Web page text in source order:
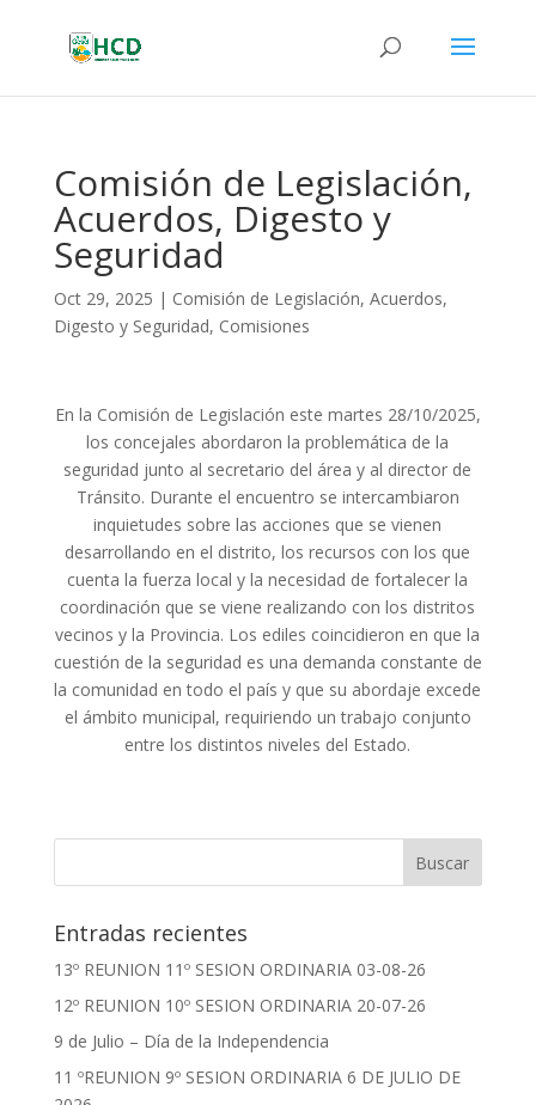
Comisión de Legislación,
Acuerdos, Digesto y
Seguridad
Oct 29, 2025 | Comisión de Legislación, Acuerdos,
Digesto y Seguridad, Comisiones
En la Comisión de Legislación este martes 28/10/2025,
los concejales abordaron la problemática de la
seguridad junto al secretario del área y al director de
Tránsito. Durante el encuentro se intercambiaron
inquietudes sobre las acciones que se vienen
desarrollando en el distrito, los recursos con los que
cuenta la fuerza local y la necesidad de fortalecer la
coordinación que se viene realizando con los distritos
vecinos y la Provincia. Los ediles coincidieron en que la
cuestión de la seguridad es una demanda constante de
la comunidad en todo el país y que su abordaje excede
el ámbito municipal, requiriendo un trabajo conjunto
entre los distintos niveles del Estado.
Entradas recientes
13º REUNION 11º SESION ORDINARIA 03-08-26
12º REUNION 10º SESION ORDINARIA 20-07-26
9 de Julio – Día de la Independencia
11 ºREUNION 9º SESION ORDINARIA 6 DE JULIO DE